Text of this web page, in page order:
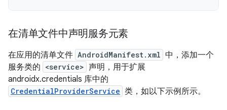
在清单文件中声明服务元素
在应用的清单文件 AndroidManifest.xml 中，添加一个
服务类的 <service> 声明，用于扩展
androidx.credentials 库中的
CredentialProviderService 类，如以下示例所示。